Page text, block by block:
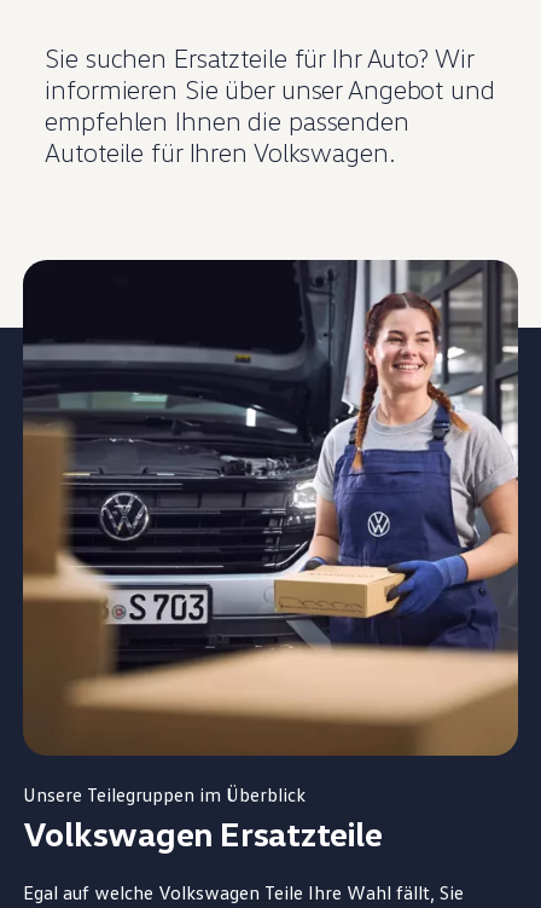
Sie suchen Ersatzteile für Ihr Auto? Wir
informieren Sie über unser Angebot und
empfehlen Ihnen die passenden
Autoteile für Ihren Volkswagen.
Unsere Teilegruppen im Überblick
Volkswagen Ersatzteile
Egal auf welche Volkswagen Teile Ihre Wahl fällt, Sie